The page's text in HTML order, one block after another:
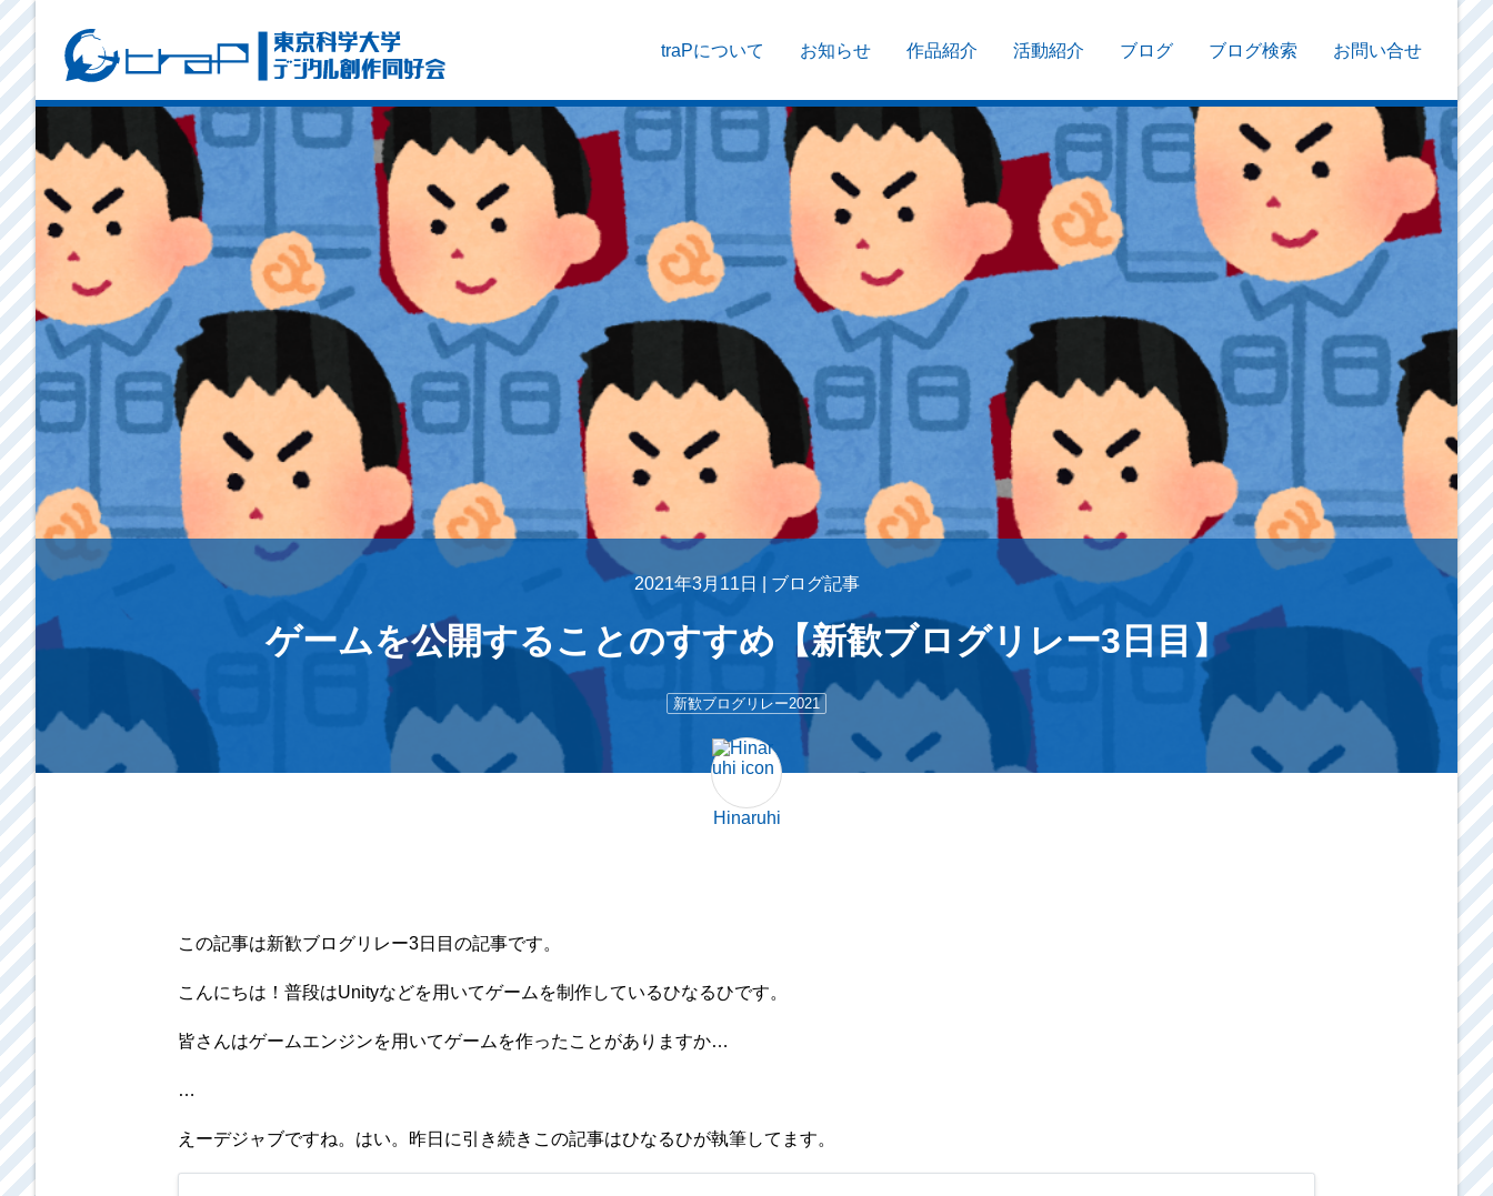
traPについて お知らせ 作品紹介 活動紹介 ブログ ブログ検索 お問い合せ
2021年3月11日 | ブログ記事
ゲームを公開することのすすめ【新歓ブログリレー3日目】
新歓ブログリレー2021
Hinaruhi
この記事は新歓ブログリレー3日目の記事です。
こんにちは！普段はUnityなどを用いてゲームを制作しているひなるひです。
皆さんはゲームエンジンを用いてゲームを作ったことがありますか…
…
えーデジャブですね。はい。昨日に引き続きこの記事はひなるひが執筆してます。